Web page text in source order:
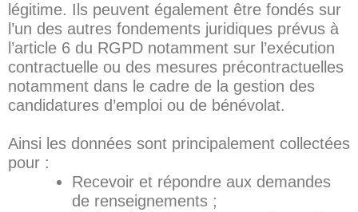
légitime. Ils peuvent également être fondés sur
l’un des autres fondements juridiques prévus à
l’article 6 du RGPD notamment sur l’exécution
contractuelle ou des mesures précontractuelles
notamment dans le cadre de la gestion des
candidatures d’emploi ou de bénévolat.
Ainsi les données sont principalement collectées
pour :
Recevoir et répondre aux demandes
de renseignements ;